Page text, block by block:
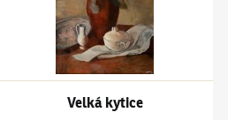
Velká kytice